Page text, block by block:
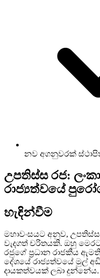
නව අගනුවරක්
උපතිස්ස රජ:
රාජ්‍යත්වයේ
හැඳින්වීම
මහාවංසයට අනුව, උපතිස්ස
වැදගත් චරිතයකි. ඔහු
රජුගේ ප්‍රධාන රාජකීය
දේශයේ රාජ්‍යත්වයේ මුල්
දායකත්වයක් ලබා දුන්නේය.